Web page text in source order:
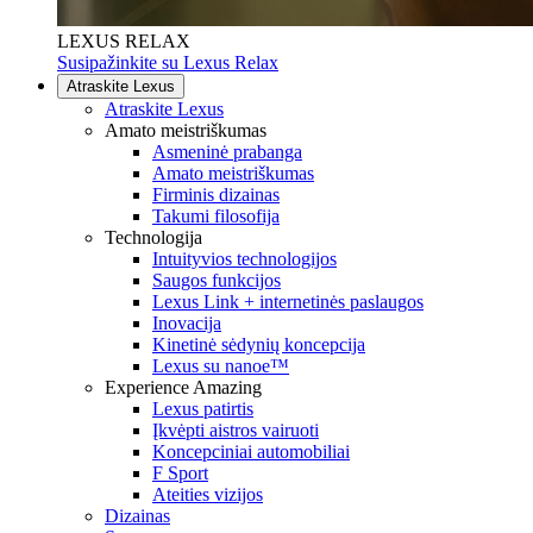
LEXUS RELAX
Susipažinkite su Lexus Relax
Atraskite Lexus
Atraskite Lexus
Amato meistriškumas
Asmeninė prabanga
Amato meistriškumas
Firminis dizainas
Takumi filosofija
Technologija
Intuityvios technologijos
Saugos funkcijos
Lexus Link + internetinės paslaugos
Inovacija
Kinetinė sėdynių koncepcija
Lexus su nanoe™
Experience Amazing
Lexus patirtis
Įkvėpti aistros vairuoti
Koncepciniai automobiliai
F Sport
Ateities vizijos
Dizainas